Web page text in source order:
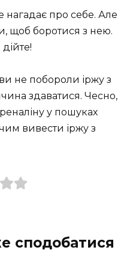
нагадає про себе. Але
щоб боротися з нею.
не побороли іржу з
здаватися. Чесно,
у пошуках
вивести іржу з
сподобатися